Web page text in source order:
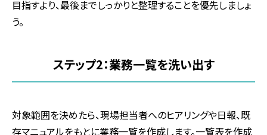
目指すより、最後までしっかりと整理することを優先しましょ
う。
ステップ2：業務一覧を洗い出す
対象範囲を決めたら、現場担当者へのヒアリングや日報、既
存マニュアルをもとに業務一覧を作成します。一覧表を作成